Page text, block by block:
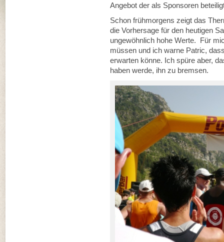
Angebot der als Sponsoren
Schon frühmorgens zeigt das
die Vorhersage für den heutigen
ungewöhnlich hohe Werte. Für
müssen und ich warne Patric,
erwarten könne. Ich spüre aber,
haben werde, ihn zu bremsen.